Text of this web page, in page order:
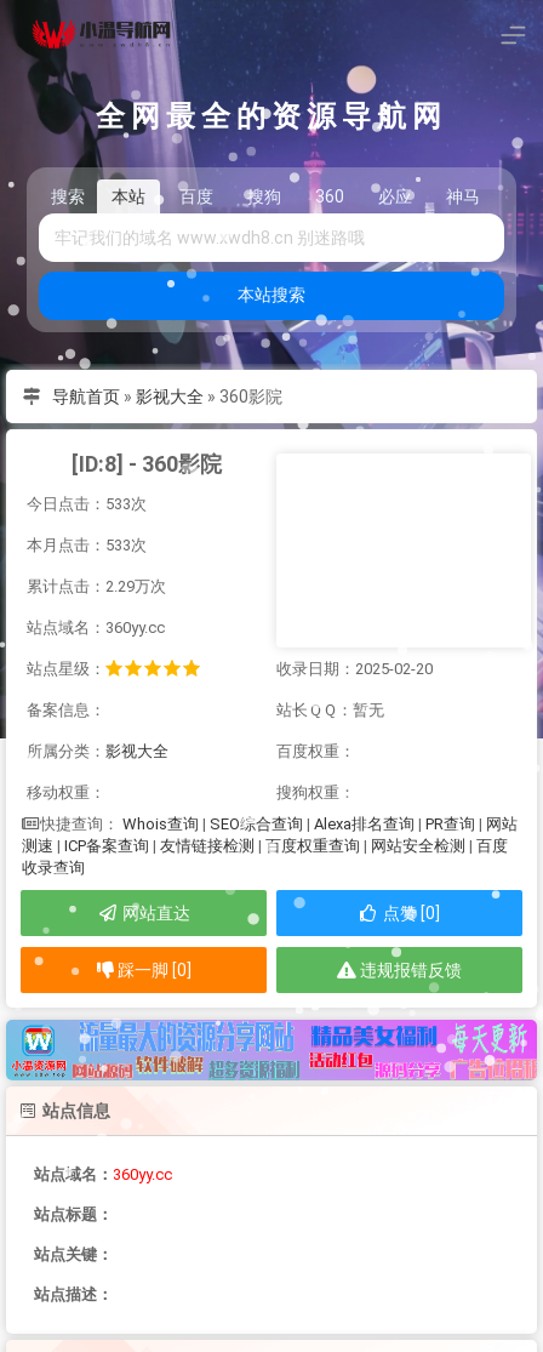
全网最全的资源导航网
搜索 本站 百度 搜狗 360 必应 神马 头
本站搜索
导航首页» 影视大全» 360影院
[ID:8] - 360影院
今日点击：533次
本月点击：533次
累计点击：2.29万次
站点域名：360yy.cc
站点星级： 收录日期：2025-02-20
备案信息： 站长ＱＱ：暂无
所属分类： 影视大全 百度权重：
移动权重： 搜狗权重：
快捷查询： Whois查询 | SEO综合查询 | Alexa排名查询 | PR查询 | 网站
测速 | ICP备案查询 | 友情链接检测 | 百度权重查询 | 网站安全检测 | 百度
收录查询
网站直达 点赞 [0]
踩一脚 [0] 违规报错反馈
站点信息
站点域名： 360yy.cc
站点标题：
站点关键：
站点描述：